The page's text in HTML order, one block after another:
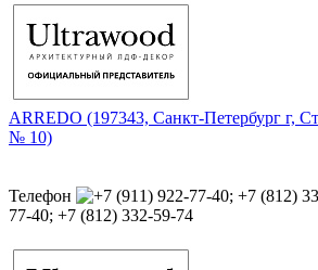
ARREDO (197343, Санкт-Петербург г,
№ 10)
Телефон
77-40; +7 (812) 332-59-74